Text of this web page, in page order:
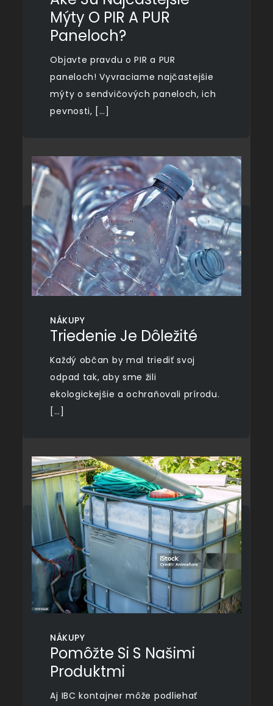
Mýty O PIR A PUR
Paneloch?
Objavte pravdu o PIR a PUR
paneloch! Vyvraciame najčastejšie
mýty o sendvičových paneloch, ich
pevnosti, […]
NÁKUPY
Triedenie Je Dôležité
Každý občan by mal triediť svoj
odpad tak, aby sme žili
ekologickejšie a ochraňovali prírodu.
[…]
NÁKUPY
Pomôžte Si S Našimi
Produktmi
Aj IBC kontajner môže podliehať